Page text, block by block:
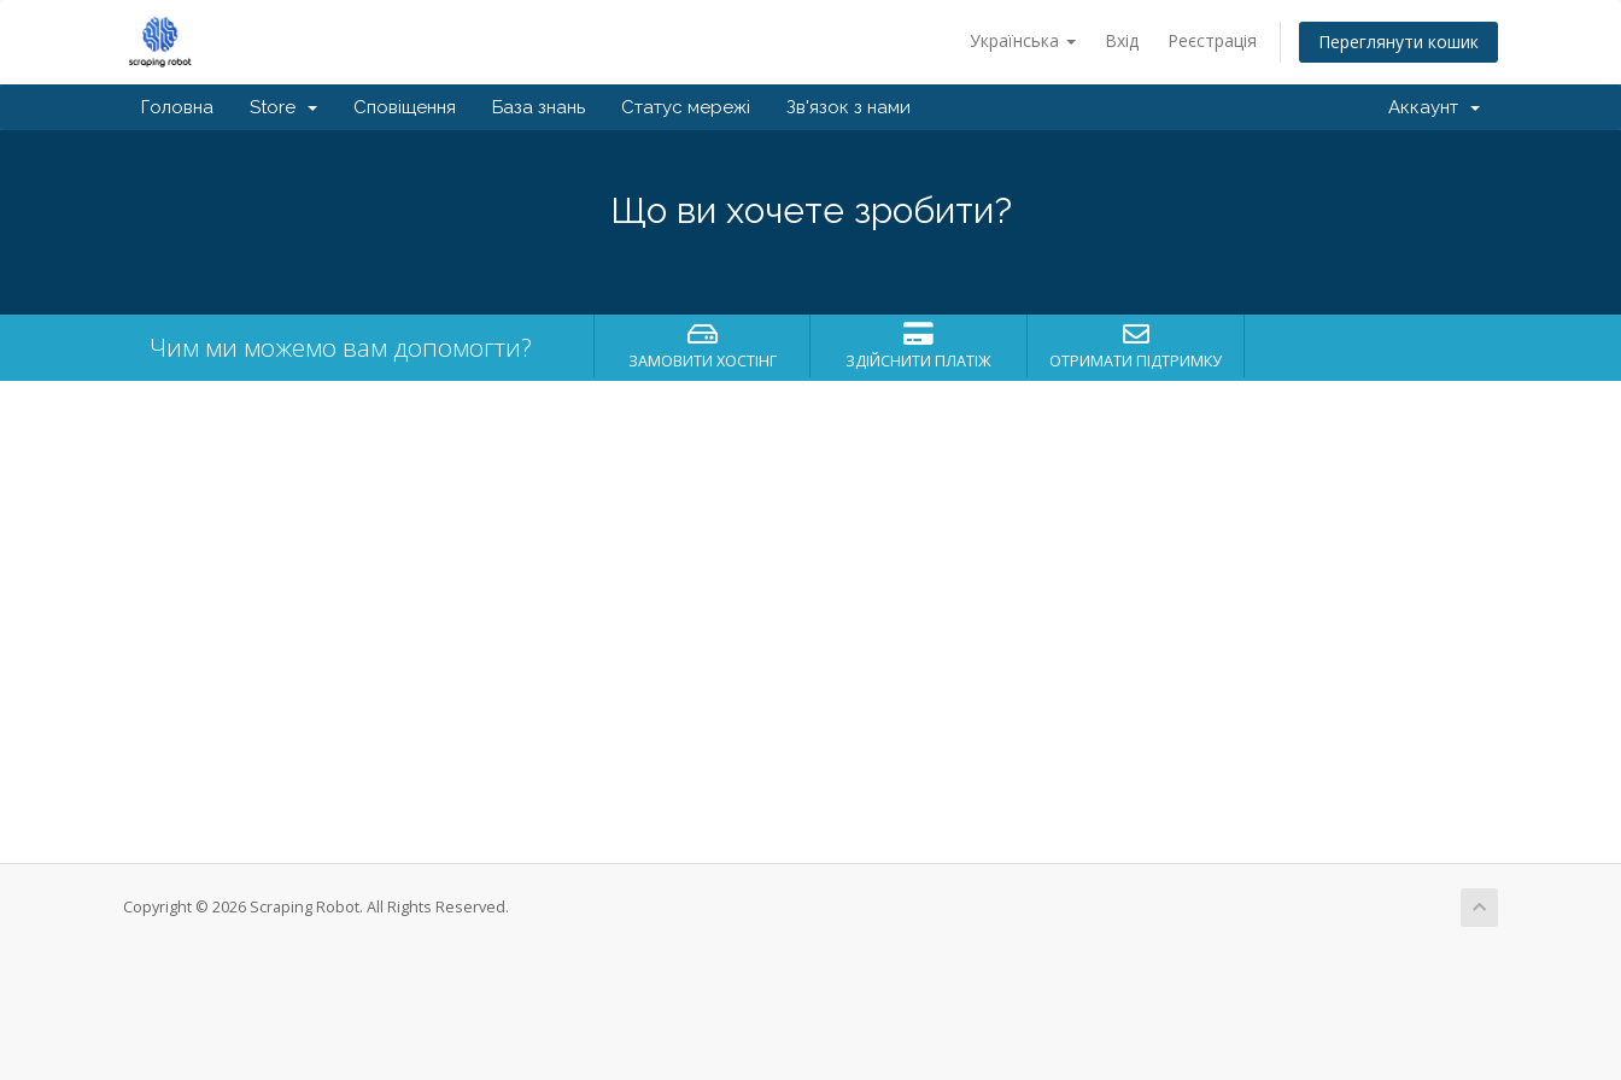
Українська Вхід Реєстрація Переглянути кошик
Головна Store Сповіщення База знань Статус мережі Зв'язок з нами Аккаунт
Що ви хочете зробити?
Чим ми можемо вам допомогти? ЗАМОВИТИ ХОСТІНГ ЗДІЙСНИТИ ПЛАТІЖ ОТРИМАТИ ПІДТРИМКУ
Copyright © 2026 Scraping Robot. All Rights Reserved.